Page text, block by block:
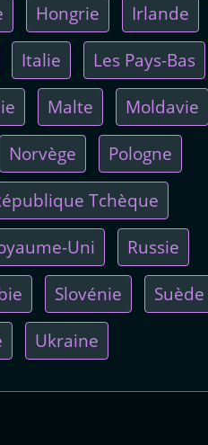
Hongrie Irlande
Italie Les Pays-Bas
Malte Moldavie
Norvège Pologne
Tchèque
Uni Russie
Slovénie Suède
Ukraine